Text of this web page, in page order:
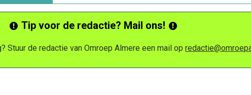
Tip voor de redactie? Mail ons!
Stuur de redactie van Omroep Almere een mail op